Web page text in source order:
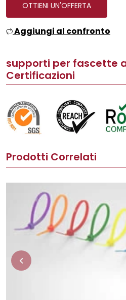
OTTIENI UN'OFFERTA
Aggiungi al confronto
supporti per fascette
Certificazioni
Prodotti Correlati